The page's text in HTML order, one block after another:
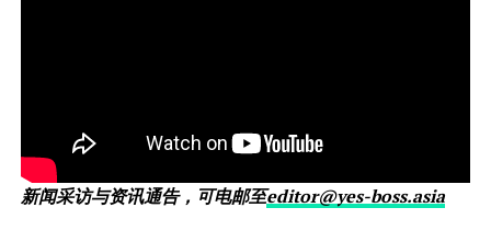
新闻采访与资讯通告，可电邮至editor@yes-boss.asia